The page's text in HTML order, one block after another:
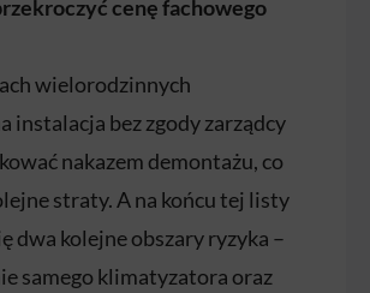
cenę fachowego
wielorodzinnych
instalacja bez zgody zarządcy
nakazem demontażu, co
straty. A na końcu tej listy
dwa kolejne obszary ryzyka –
samego klimatyzatora oraz